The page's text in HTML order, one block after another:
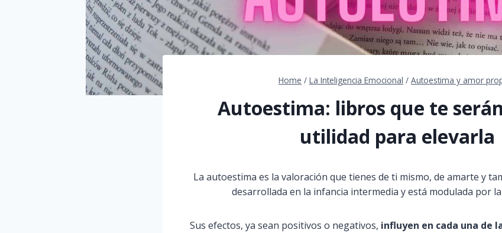
Home / La Inteligencia Emocional / Autoestima y amor
Autoestima: libros que te
utilidad para elevarla
La autoestima es la valoración que tienes de ti mismo, de amarte y
desarrollada en la infancia intermedia y está modulada por
Sus efectos, ya sean positivos o negativos, influyen en cada una de